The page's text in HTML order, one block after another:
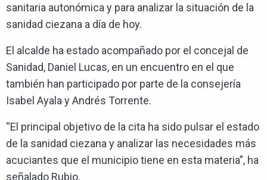
sanitaria autonómica y para analizar la situación de la
sanidad ciezana a día de hoy.
El alcalde ha estado acompañado por el concejal de
Sanidad, Daniel Lucas, en un encuentro en el que
también han participado por parte de la consejería
Isabel Ayala y Andrés Torrente.
“El principal objetivo de la cita ha sido pulsar el estado
de la sanidad ciezana y analizar las necesidades más
acuciantes que el municipio tiene en esta materia”, ha
señalado Rubio.